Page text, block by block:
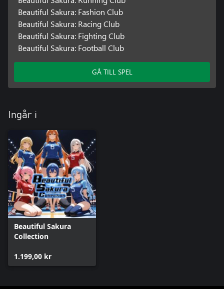
Beautiful Sakura: Fashion Club
Beautiful Sakura: Racing Club
Beautiful Sakura: Fighting Club
Beautiful Sakura: Football Club
GÅ TILL SPEL
Ingår i
Beautiful Sakura
Collection
1.199,00 kr